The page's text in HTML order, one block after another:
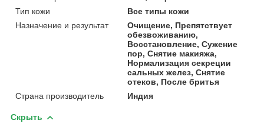
Тип кожи
Все типы кожи
Назначение и результат
Очищение, Препятствует
обезвоживанию,
Восстановление, Сужение
пор, Снятие макияжа,
Нормализация секреции
сальных желез, Снятие
отеков, После бритья
Страна производитель
Индия
Скрыть